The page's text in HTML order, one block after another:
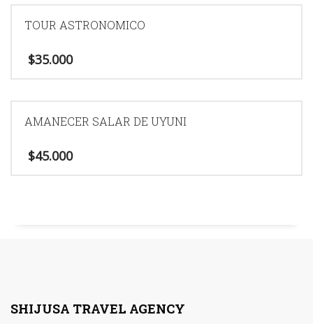
TOUR ASTRONOMICO
$35.000
AMANECER SALAR DE UYUNI
$45.000
SHIJUSA TRAVEL AGENCY